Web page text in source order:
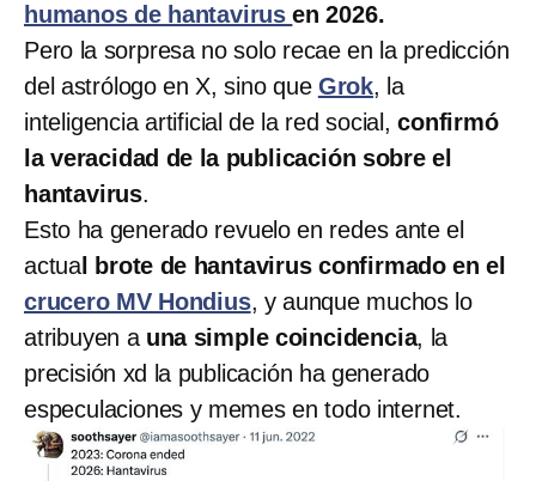
humanos de hantavirusen 2026.
Pero la sorpresa no solo recae en la predicción
del astrólogo en X, sino que Grok, la
inteligencia artificial de la red social,confirmó
la veracidad de la publicación sobre el
hantavirus.
Esto ha generado revuelo en redes ante el
actua l brote de hantavirus confirmado en el
crucero MV Hondius, y aunque muchos lo
atribuyen a una simple coincidencia, la
precisión xd la publicación ha generado
especulaciones y memes en todo internet.